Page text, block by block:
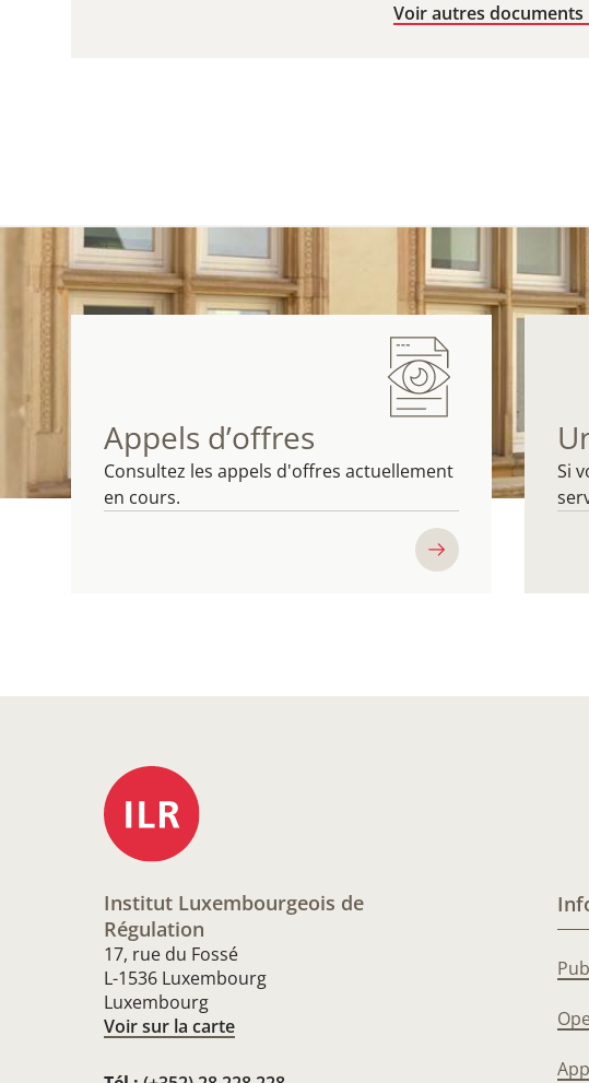
Voir autres documents
Appels d’offres
Consultez les appels d'offres actuellement
en cours.
Si
Institut Luxembourgeois de
Régulation
17, rue du Fossé
L-1536 Luxembourg
Luxembourg
Voir sur la carte